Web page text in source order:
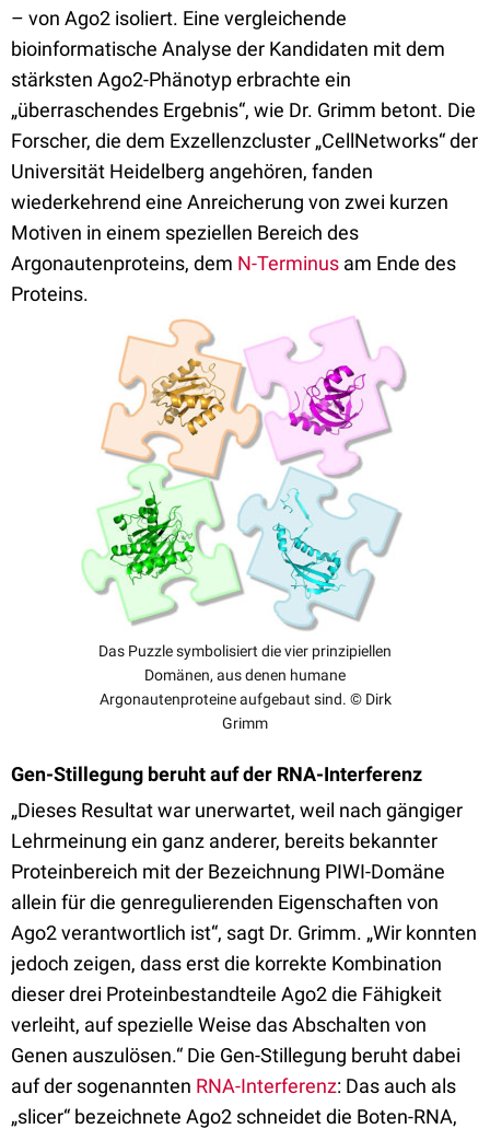
– von Ago2 isoliert. Eine vergleichende
bioinformatische Analyse der Kandidaten mit dem
stärksten Ago2-Phänotyp erbrachte ein
„überraschendes Ergebnis“, wie Dr. Grimm betont. Die
Forscher, die dem Exzellenzcluster „CellNetworks“ der
Universität Heidelberg angehören, fanden
wiederkehrend eine Anreicherung von zwei kurzen
Motiven in einem speziellen Bereich des
Argonautenproteins, dem N-Terminus am Ende des
Proteins.
Das Puzzle symbolisiert die vier prinzipiellen
Domänen, aus denen humane
Argonautenproteine aufgebaut sind. © Dirk
Grimm
Gen-Stillegung beruht auf der RNA-Interferenz
„Dieses Resultat war unerwartet, weil nach gängiger
Lehrmeinung ein ganz anderer, bereits bekannter
Proteinbereich mit der Bezeichnung PIWI-Domäne
allein für die genregulierenden Eigenschaften von
Ago2 verantwortlich ist“, sagt Dr. Grimm. „Wir konnten
jedoch zeigen, dass erst die korrekte Kombination
dieser drei Proteinbestandteile Ago2 die Fähigkeit
verleiht, auf spezielle Weise das Abschalten von
Genen auszulösen.“ Die Gen-Stillegung beruht dabei
auf der sogenannten RNA-Interferenz: Das auch als
„slicer“ bezeichnete Ago2 schneidet die Boten-RNA,